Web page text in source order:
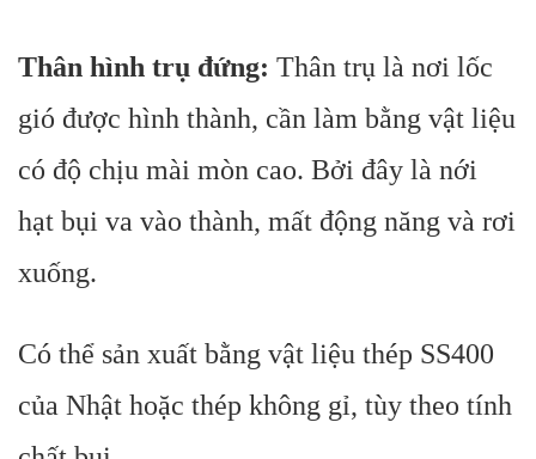
Thân hình trụ đứng: Thân trụ là nơi lốc
gió được hình thành, cần làm bằng vật liệu
có độ chịu mài mòn cao. Bởi đây là nới
hạt bụi va vào thành, mất động năng và rơi
xuống.
Có thể sản xuất bằng vật liệu thép SS400
của Nhật hoặc thép không gỉ, tùy theo tính